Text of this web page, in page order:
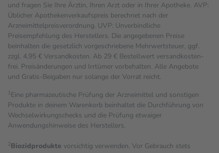
und fragen Sie Ihre Ärztin, Ihren Arzt oder in Ihrer Apotheke. AVP:
Üblicher Apothekenverkaufspreis berechnet nach der
Arzneimittelpreisverordnung. UVP: Unverbindliche
Preisempfehlung des Herstellers. Die angegebenen Preise
beinhalten die gesetzlich vorgeschriebene Mehrwertsteuer, ggf.
zzgl. 4,95 € Versandkosten. Ab 29 € Bestell­wert versand­kosten­
frei. Preisänderungen und Irrtümer vorbehalten. Alle Angebote
und Gratis-Beigaben nur solange der Vorrat reicht.
1Eine pharmazeutische Prüfung der Arzneimittel und sonstigen
Produkte in deinem Warenkorb beinhaltet die Durchführung von
Wechselwirkungschecks und die Prüfung etwaiger
Anwendungshinweise des Herstellers.
2Biozidprodukte vorsichtig verwenden. Vor Gebrauch stets